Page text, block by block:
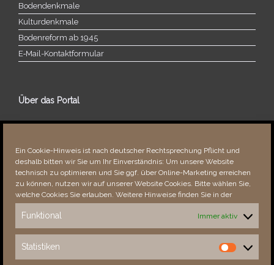
Ein Cookie-Hinweis ist nach deutscher Rechtsprechung Pflicht und
deshalb bitten wir Sie um Ihr Einverständnis: Um unsere Website
technisch zu optimieren und Sie ggf. über Online-Marketing erreichen
zu können, nutzen wir auf unserer Website Cookies. Bitte wählen Sie,
welche Cookies Sie erlauben. Weitere Hinweise finden Sie in der
Funktional Immer aktiv
Statistiken
Statistiken
Bodendenkmale
Kulturdenkmale
Bodenreform ab 1945
E‑Mail-​​Kontaktformular
Über das Portal
Über dieses Portal
Fehler bemerkt?
Besucher seit 08/​2021